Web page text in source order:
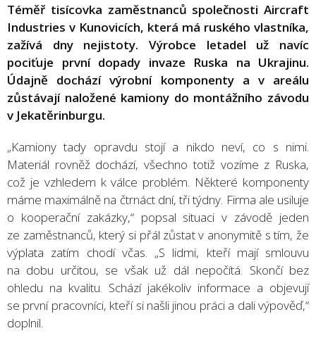
Téměř tisícovka zaměstnanců společnosti Aircraft
Industries v Kunovicích, která má ruského vlastníka,
zažívá dny nejistoty. Výrobce letadel už navíc
pociťuje první dopady invaze Ruska na Ukrajinu.
Údajně dochází výrobní komponenty a v areálu
zůstávají naložené kamiony do montážního závodu
v Jekatěrinburgu.
„Kamiony tady opravdu stojí a nikdo neví, co s nimi.
Materiál rovněž dochází, všechno totiž vozíme z Ruska,
což je vzhledem k válce problém. Některé komponenty
máme maximálně na čtrnáct dní, tři týdny. Firma ale usiluje
o kooperační zakázky,“ popsal situaci v závodě jeden
ze zaměstnanců, který si přál zůstat v anonymitě s tím, že
výplata zatím chodí včas. „S lidmi, kteří mají smlouvu
na dobu určitou, se však už dál nepočítá. Skončí bez
ohledu na kvalitu. Schází jakékoliv informace a objevují
se první pracovníci, kteří si našli jinou práci a dali výpověď,“
doplnil.